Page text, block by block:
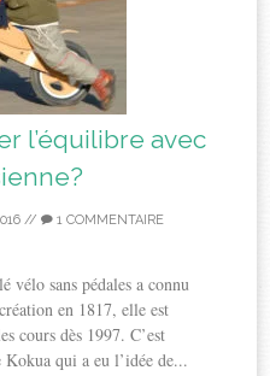
l’équilibre avec
// 1 COMMENTAIRE
vélo sans pédales a connu
en 1817, elle est
cours dès 1997. C’est
qui a eu l’idée de...